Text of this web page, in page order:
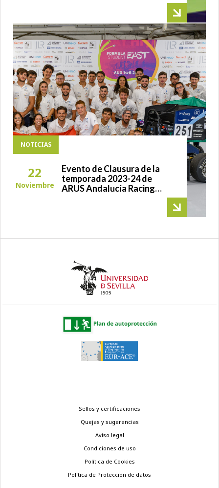
NOTICIAS
22
Noviembre
Evento de Clausura de la
temporada 2023-24 de
ARUS Andalucía Racing
Sellos y certificaciones
Quejas y sugerencias
Aviso legal
Condiciones de uso
Política de Cookies
Política de Protección de datos